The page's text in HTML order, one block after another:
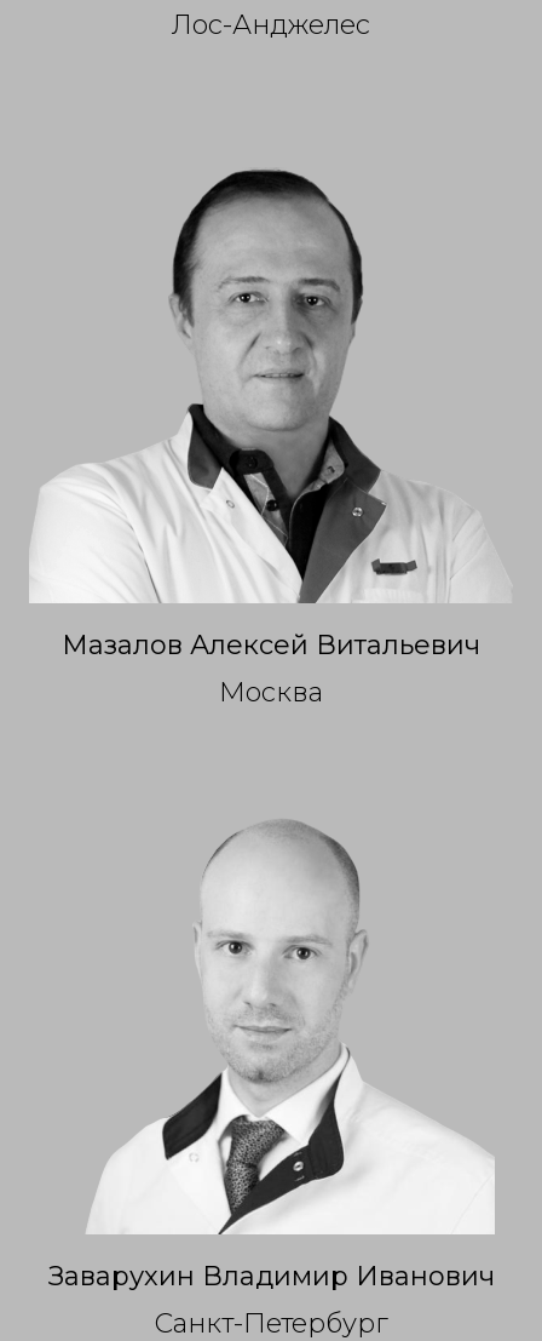
Лос-Анджелес
Мазалов Алексей Витальевич
Москва
Заварухин Владимир Иванович
Санкт-Петербург